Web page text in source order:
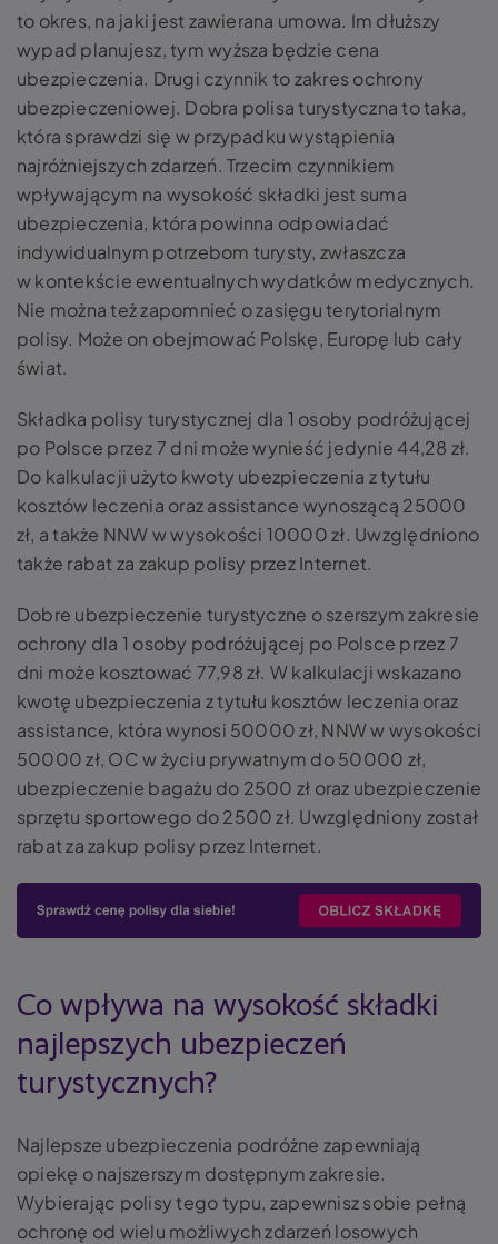
to okres, na jaki jest zawierana umowa. Im dłuższy
wypad planujesz, tym wyższa będzie cena
ubezpieczenia. Drugi czynnik to zakres ochrony
ubezpieczeniowej. Dobra polisa turystyczna to taka,
która sprawdzi się w przypadku wystąpienia
najróżniejszych zdarzeń. Trzecim czynnikiem
wpływającym na wysokość składki jest suma
ubezpieczenia, która powinna odpowiadać
indywidualnym potrzebom turysty, zwłaszcza
w kontekście ewentualnych wydatków medycznych.
Nie można też zapomnieć o zasięgu terytorialnym
polisy. Może on obejmować Polskę, Europę lub cały
świat.
Składka polisy turystycznej dla 1 osoby podróżującej
po Polsce przez 7 dni może wynieść jedynie 44,28 zł.
Do kalkulacji użyto kwoty ubezpieczenia z tytułu
kosztów leczenia oraz assistance wynoszącą 25000
zł, a także NNW w wysokości 10000 zł. Uwzględniono
także rabat za zakup polisy przez Internet.
Dobre ubezpieczenie turystyczne o szerszym zakresie
ochrony dla 1 osoby podróżującej po Polsce przez 7
dni może kosztować 77,98 zł. W kalkulacji wskazano
kwotę ubezpieczenia z tytułu kosztów leczenia oraz
assistance, która wynosi 50000 zł, NNW w wysokości
50000 zł, OC w życiu prywatnym do 50000 zł,
ubezpieczenie bagażu do 2500 zł oraz ubezpieczenie
sprzętu sportowego do 2500 zł. Uwzględniony został
rabat za zakup polisy przez Internet.
Co wpływa na wysokość składki
najlepszych ubezpieczeń
turystycznych?
Najlepsze ubezpieczenia podróżne zapewniają
opiekę o najszerszym dostępnym zakresie.
Wybierając polisy tego typu, zapewnisz sobie pełną
ochronę od wielu możliwych zdarzeń losowych